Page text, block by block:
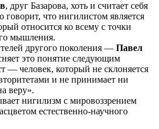
, друг Базарова, хоть и считает себя
что нигилистом является
относится ко всему с точки
мышления.
другого поколения — Павел
это понятие следующим
— человек, который не склоняется
и не принимает ни
веру».
нигилизм с мировоззрением
естественно-научного